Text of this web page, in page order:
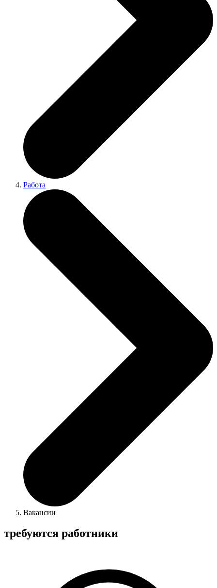
Работа
Вакансии
требуются работники